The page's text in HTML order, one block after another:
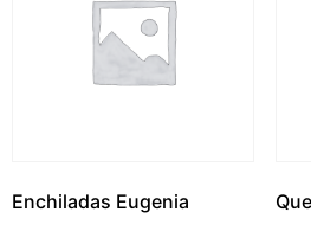
Enchiladas Eugenia